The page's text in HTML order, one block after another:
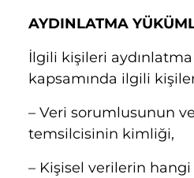
AYDINLATMA
İlgili kişileri
kapsamında ilgili
– Veri sorumlusunun
temsilcisinin kimliği,
– Kişisel verilerin